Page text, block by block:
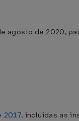
agosto de 2020,
2017, incluídas as